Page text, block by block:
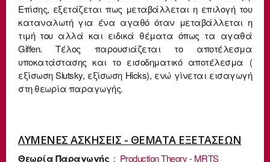
Επίσης, εξετάζεται πως μεταβάλλεται η επιλογή του
καταναλωτή για ένα αγαθό όταν μεταβάλλεται η
τιμή του αλλά και ειδικά θέματα όπως τα αγαθά
Giffen. Τέλος παρουσιάζεται το αποτέλεσμα
υποκατάστασης και το εισοδηματικό αποτέλεσμα (
εξίσωση Slutsky, εξίσωση Hicks), ενώ γίνεται εισαγωγή
στη θεωρία παραγωγής.
ΛΥΜΕΝΕΣ ΑΣΚΗΣΕΙΣ - ΘΕΜΑΤΑ ΕΞΕΤΑΣΕΩΝ
Θεωρία Παραγωγής : Production Theory - MRTS